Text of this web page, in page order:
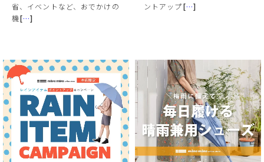
省、イベントなど、おでかけの
機[…]
ントアップ[…]